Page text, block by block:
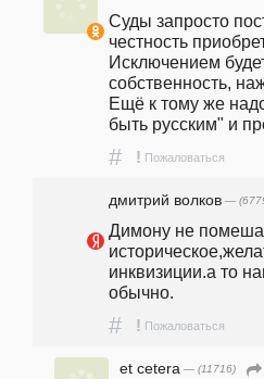
Суды запросто
честность
Исключением
собственность,
Ещё к тому же
быть русским" и
# ! Пожаловаться
дмитрий волков —
Димону не
инквизиции.а то
обычно.
# ! Пожаловаться
et cetera — (11716)